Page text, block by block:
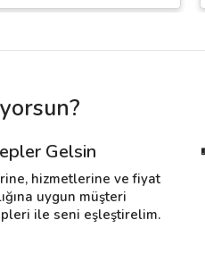
Gelsin
hizmetlerine ve fiyat
uygun müşteri
ile seni eşleştirelim.